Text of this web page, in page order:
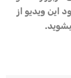
این ویدیو از